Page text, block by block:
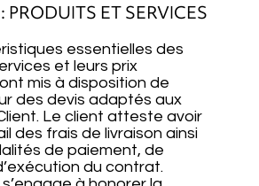
PRODUITS ET SERVICES
essentielles des
et leurs prix
mis à disposition de
des devis adaptés aux
Le client atteste avoir
des frais de livraison ainsi
de paiement, de
du contrat.